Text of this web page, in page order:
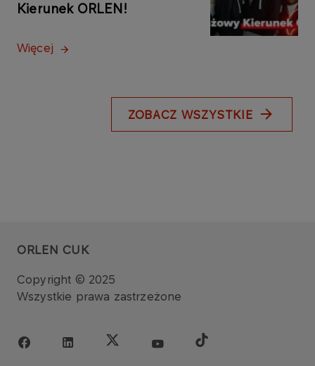
Kierunek ORLEN!
Więcej
ZOBACZ WSZYSTKIE
ORLEN CUK
Copyright © 2025
Wszystkie prawa zastrzeżone